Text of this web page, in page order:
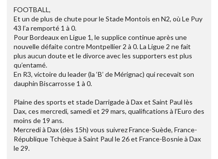
FOOTBALL,
Et un de plus de chute pour le Stade Montois en N2, où Le Puy
43 l’a remporté 1 à 0.
Pour Bordeaux en Ligue 1, le supplice continue après une
nouvelle défaite contre Montpellier 2 à 0. La Ligue 2 ne fait
plus aucun doute et le divorce avec les supporters est plus
qu’entamé.
En R3, victoire du leader (la ‘B’ de Mérignac) qui recevait son
dauphin Biscarrosse 1 à 0.
Plaine des sports et stade Darrigade à Dax et Saint Paul lès
Dax, ces mercredi, samedi et 29 mars, qualifications à l’Euro des
moins de 19 ans.
Mercredi à Dax (dès 15h) vous suivrez France-Suède, France-
République Tchèque à Saint Paul le 26 et France-Bosnie à Dax
le 29.